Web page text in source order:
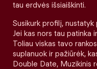
tau erdvės išsiaiškinti.
Susikurk profilį,
Jei kas nors tau patinka
Toliau viskas tavo
suplanuok ir pažiūrėk,
Double Date, Muzikinis